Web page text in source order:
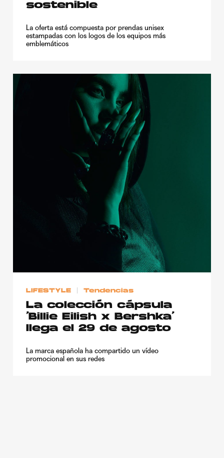
sostenible
La oferta está compuesta por prendas unisex
estampadas con los logos de los equipos más
emblemáticos
LIFESTYLE Tendencias
La colección cápsula
‘Billie Eilish x Bershka’
llega el 29 de agosto
La marca española ha compartido un vídeo
promocional en sus redes